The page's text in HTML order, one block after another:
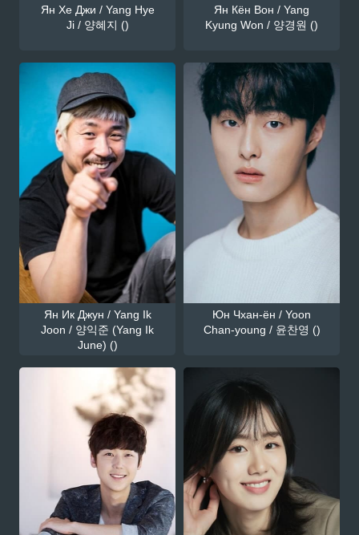
Ян Хе Джи / Yang Hye
Ji / 양혜지 ()
Ян Кён Вон / Yang
Kyung Won / 양경원 ()
Ян Ик Джун / Yang Ik
Joon / 양익준 (Yang Ik
June) ()
Юн Чхан-ён / Yoon
Chan-young / 윤찬영 ()